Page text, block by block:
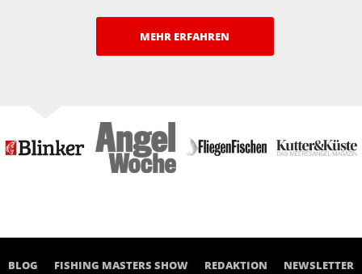
MEHR ERFAHREN
BLOG FISHING MASTERS SHOW REDAKTION
NEWSLETTER